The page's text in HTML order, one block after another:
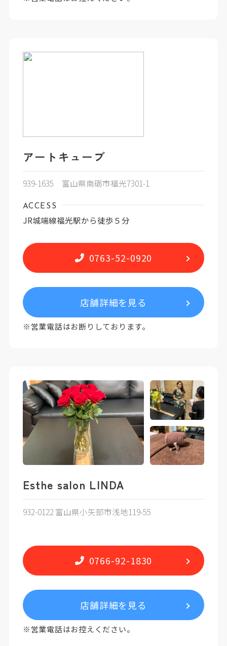
アートキューブ
939-1635 富山県南砺市福光7301-1
ACCESS
JR城端線福光駅から徒歩５分
0763-52-0920
店舗詳細を見る
※営業電話はお断りしております。
Esthe salon LINDA
932-0122 富山県小矢部市浅地119-55
0766-92-1830
店舗詳細を見る
※営業電話はお控えください。